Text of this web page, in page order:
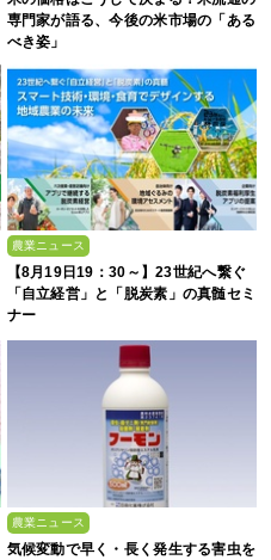
専門家が語る、今後の米市場の「ある
べき姿」
農業ニュース
【8月19日19：30～】23世紀へ繋ぐ
「自立経営」と「脱炭素」の真髄セミ
ナー
農業ニュース
気候変動で早く・長く発生する害虫を